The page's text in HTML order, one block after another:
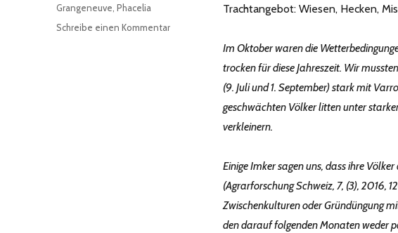
Trachtangebot: Wiesen, Hecken,
Im Oktober waren die
trocken für diese Jahreszeit. Wir
(9. Juli und 1. September) stark mit
geschwächten Völker litten unter
verkleinern.
Einige Imker sagen uns, dass ihre
(Agrarforschung Schweiz, 7, (3), 2016,
Zwischenkulturen oder Gründüngung
den darauf folgenden Monaten weder
Grangeneuve,Phacelia
Schreibe einen Kommentarzu
Lehrbienenstand